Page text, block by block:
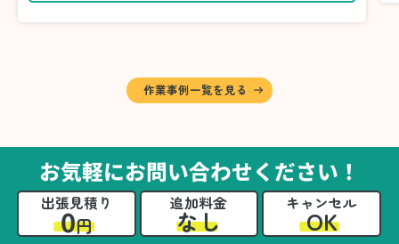
に仕分けしました。
A様から「手際よく進めてくれて助かりまし
るのは難しかったと思います」との温かいお言
葉をいただきました。遺品整理という心の負担
が大きい作業において、少しでもA様の力にな
れたことをスタッフ一同嬉しく思います。
作業事例一覧を見る
お気軽にお問い合わせください！
出張見積り
0円
追加料金
なし
キャンセル
OK